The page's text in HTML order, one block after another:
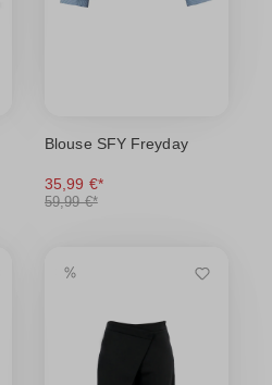
Blouse SFY Freyday
35,99 €*
59,99 €*